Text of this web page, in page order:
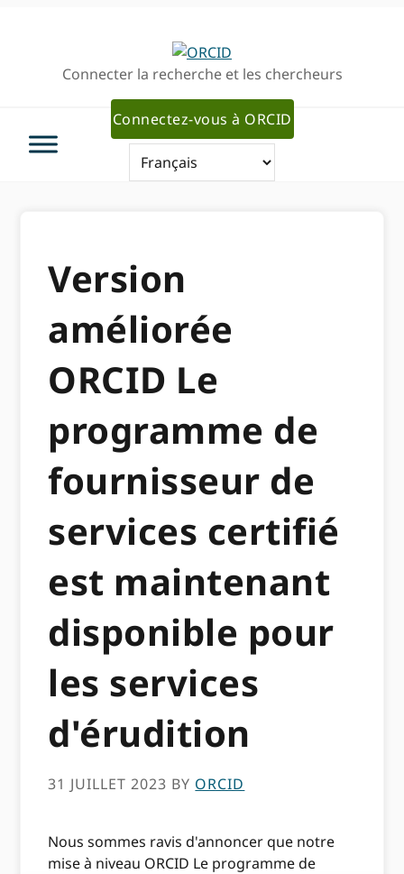
navigationConnecter la recherche et les chercheurs
Connectez-vous à ORCID
Version
améliorée
ORCID Le
programme de
fournisseur de
services certifié
est maintenant
disponible pour
les services
d'érudition
31 JUILLET 2023 BY ORCID
Nous sommes ravis d'annoncer que notre
mise à niveau ORCID Le programme de